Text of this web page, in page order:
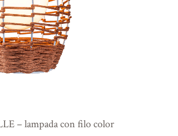
– lampada con filo color